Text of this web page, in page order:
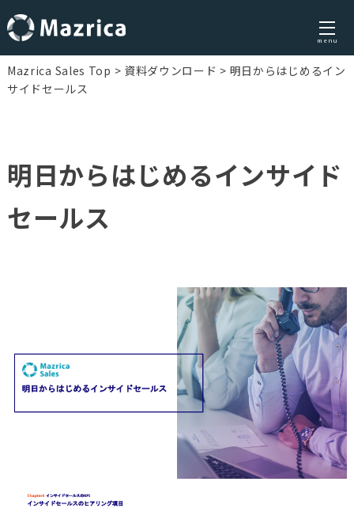
Skip
to
menu
Mazrica Sales Top 資料ダウンロード
明日からはじめるイン
サイドセールス
明日からはじめるインサイド
セールス